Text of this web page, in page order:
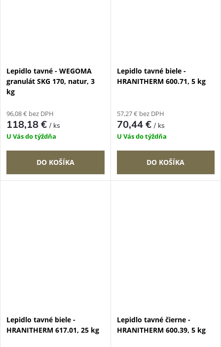
Lepidlo tavné - WEGOMA
granulát SKG 170, natur, 3
kg
96,08 € bez DPH
118,18 €/ ks
U Vás do týždňa
DO KOŠÍKA
Lepidlo tavné biele -
HRANITHERM 600.71, 5 kg
57,27 € bez DPH
70,44 €/ ks
U Vás do týždňa
DO KOŠÍKA
Lepidlo tavné biele -
HRANITHERM 617.01, 25 kg
Lepidlo tavné čierne -
HRANITHERM 600.39, 5 kg